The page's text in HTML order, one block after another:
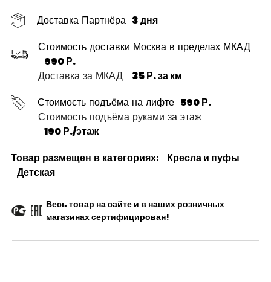
Доставка Партнёра 3 дня
Стоимость доставки Москва в пределах МКАД
990 Р.
Доставка за МКАД
35 Р. за км
Стоимость подъёма на лифте 590 Р.
Стоимость подъёма руками за этаж
190 Р./этаж
Товар размещен в категориях:
Кресла и пуфы
Детская
Весь товар на сайте и в наших розничных
магазинах сертифицирован!